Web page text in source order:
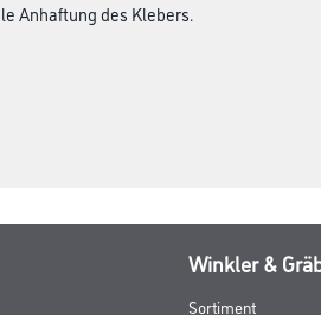
Anhaftung des Klebers.
Winkler &
Sortiment